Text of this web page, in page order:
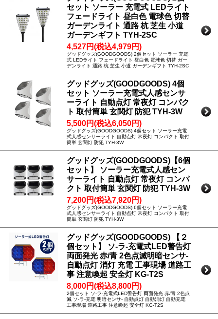
セット ソーラー 充電式 LEDライト
フェードライト 昼白色 電球色 切替
ガーデンライト 通路 杭 芝生 小道
ガーデンギフト TYH-2SC
4,527円(税込4,979円)
グッドグッズ(GOODGOODS) 2個セット ソーラー 充電
式 LEDライト フェードライト 昼白色 電球色 切替 ガー
デンライト 通路 杭 芝生 小道 ガーデンギフト TYH-2SC
グッドグッズ(GOODGOODS) 4個
セット ソーラー充電式人感センサ
ーライト 自動点灯 常夜灯 コンパク
ト 取付簡単 玄関灯 防犯 TYH-3W
5,500円(税込6,050円)
グッドグッズ(GOODGOODS) 4個セット ソーラー充電
式人感センサーライト 自動点灯 常夜灯 コンパクト 取付
簡単 玄関灯 防犯 TYH-3W
グッドグッズ(GOODGOODS)【6個
セット】 ソーラー充電式人感セン
サーライト 自動点灯 常夜灯 コンパ
クト 取付簡単 玄関灯 防犯 TYH-3W
7,200円(税込7,920円)
グッドグッズ(GOODGOODS) 6個セット ソーラー充電
式人感センサーライト 自動点灯 常夜灯 コンパクト 取付
簡単 玄関灯 防犯 TYH-3W
グッドグッズ(GOODGOODS) 【２
個セット】 ソ-ラ-充電式LED警告灯
両面発光 赤/青 2色点滅明暗センサ-
自動点灯 消灯 充電 工事現場 道路工
事 注意喚起 安全灯 KG-T2S
8,000円(税込8,800円)
2個セット ソ-ラ-充電式LED警告灯 両面発光 赤/青 2色点
滅 ソ-ラ-充電 明暗センサ- 自動点灯 自動消灯 自動充電
工事現場 道路工事 注意喚起 安全灯 KG-T2S